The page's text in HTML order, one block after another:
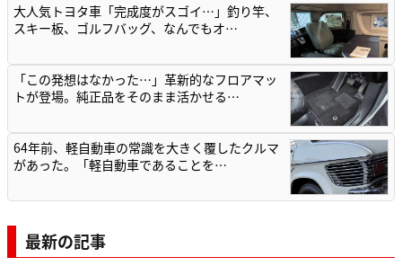
大人気トヨタ車「完成度がスゴイ…」釣り竿、
スキー板、ゴルフバッグ、なんでもオ…
「この発想はなかった…」革新的なフロアマッ
トが登場。純正品をそのまま活かせる…
64年前、軽自動車の常識を大きく覆したクルマ
があった。「軽自動車であることを…
最新の記事